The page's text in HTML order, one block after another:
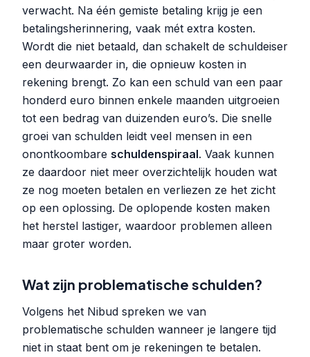
verwacht. Na één gemiste betaling krijg je een
betalingsherinnering, vaak mét extra kosten.
Wordt die niet betaald, dan schakelt de schuldeiser
een deurwaarder in, die opnieuw kosten in
rekening brengt. Zo kan een schuld van een paar
honderd euro binnen enkele maanden uitgroeien
tot een bedrag van duizenden euro’s. Die snelle
groei van schulden leidt veel mensen in een
onontkoombare schuldenspiraal. Vaak kunnen
ze daardoor niet meer overzichtelijk houden wat
ze nog moeten betalen en verliezen ze het zicht
op een oplossing. De oplopende kosten maken
het herstel lastiger, waardoor problemen alleen
maar groter worden.
Wat zijn problematische schulden?
Volgens het Nibud spreken we van
problematische schulden wanneer je langere tijd
niet in staat bent om je rekeningen te betalen.